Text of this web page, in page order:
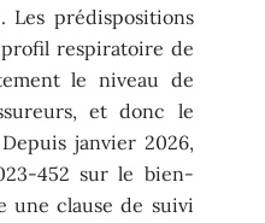
Les prédispositions
respiratoire de
le niveau de
et donc le
janvier 2026,
452 sur le bien-
une clause de suivi